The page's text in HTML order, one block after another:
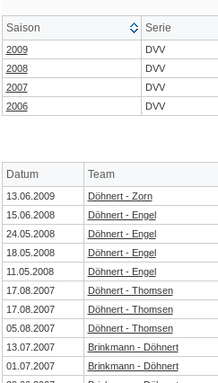
Saison Serie
2009
DVV
2008
DVV
2007
DVV
2006
DVV
Datum Team
13.06.2009
Döhnert - Zorn
15.06.2008
Döhnert - Engel
24.05.2008
Döhnert - Engel
18.05.2008
Döhnert - Engel
11.05.2008
Döhnert - Engel
17.08.2007
Döhnert - Thomsen
17.08.2007
Döhnert - Thomsen
05.08.2007
Döhnert - Thomsen
13.07.2007
Brinkmann - Döhnert
01.07.2007
Brinkmann - Döhnert